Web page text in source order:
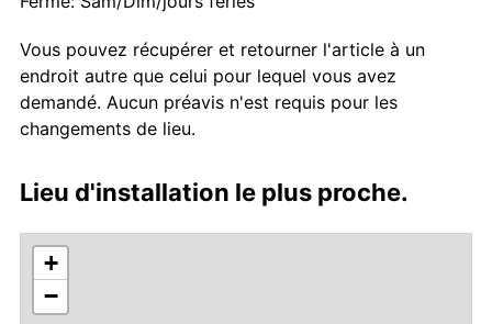
Vous pouvez récupérer et retourner l'article à un
endroit autre que celui pour lequel vous avez
demandé. Aucun préavis n'est requis pour les
changements de lieu.
Lieu d'installation le plus proche.
+
−